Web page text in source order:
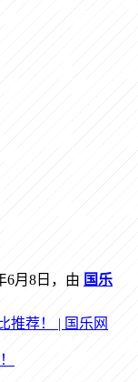
6月8日，由 国乐
推荐！ | 国乐网